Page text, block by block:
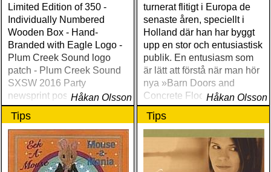
Limited Edition of 350 -
Individually Numbered
Wooden Box - Hand-
Branded with Eagle Logo -
Plum Creek Sound logo
patch - Plum Creek Sound
SXSW 2016 Party
newsprint poster - Bag of
Texas Hill Country
wildflower seeds - »Live
From Plum Creek Sound«
CD (Recorded at Plum
Creek Sound SXSW 2016
Håkan Olsson
turnerat flitigt i Europa de
senaste åren, speciellt i
Holland där han har byggt
upp en stor och entusiastisk
publik. En entusiasm som
är lätt att förstå när man hör
nya »Barn Doors and
Concrete Floors«Håkan Olsson
Tips Tips